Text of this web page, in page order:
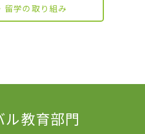
留学の取り組み
ル教育部門